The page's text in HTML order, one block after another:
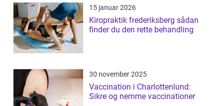
15 januar 2026
Kiropraktik frederiksberg sådan
finder du den rette behandling
30 november 2025
Vaccination i Charlottenlund:
Sikre og nemme vaccinationer